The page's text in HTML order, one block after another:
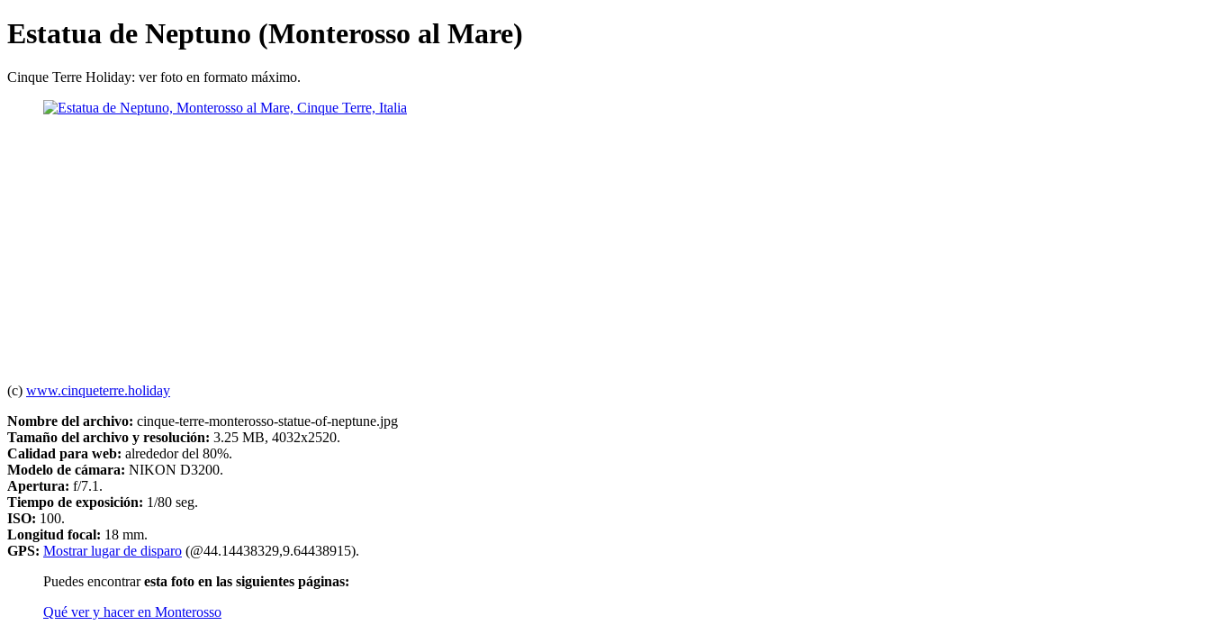
Estatua de Neptuno (Monterosso al Mare)
Cinque Terre Holiday: ver foto en formato máximo.
(c) www.cinqueterre.holiday
Nombre del archivo: cinque-terre-monterosso-statue-of-neptune.jpg
Tamaño del archivo y resolución: 3.25 MB, 4032x2520.
Calidad para web: alrededor del 80%.
Modelo de cámara: NIKON D3200.
Apertura: f/7.1.
Tiempo de exposición: 1/80 seg.
ISO: 100.
Longitud focal: 18 mm.
GPS: Mostrar lugar de disparo (@44.14438329,9.64438915).
Puedes encontraresta foto en las siguientes páginas:
Qué ver y hacer en Monterosso